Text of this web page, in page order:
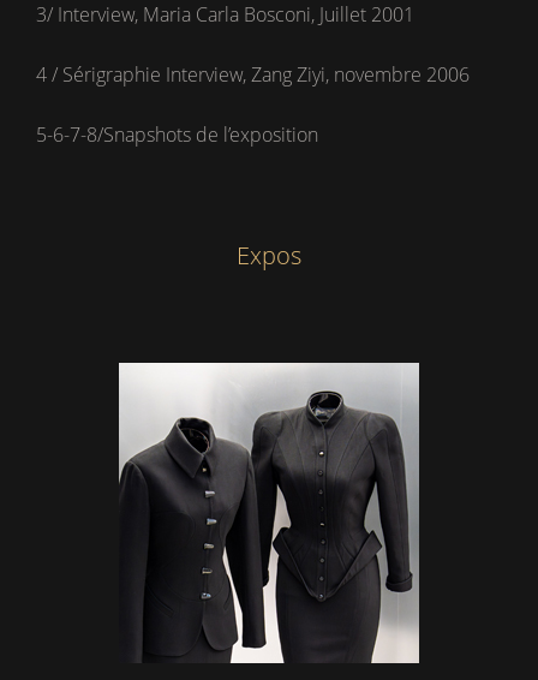
3/ Interview, Maria Carla Bosconi, Juillet 2001
4 / Sérigraphie Interview, Zang Ziyi, novembre 2006
5-6-7-8/Snapshots de l’exposition
Expos